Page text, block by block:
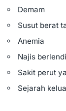
Demam
Susut berat
Anemia
Najis
Sakit perut
Sejarah